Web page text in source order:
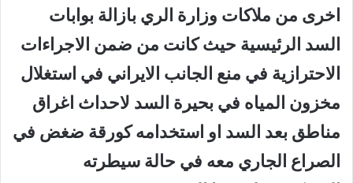
اخرى من ملاكات وزارة الري بازالة بوابات
السد الرئيسية حيث كانت من ضمن الاجراءات
الاحترازية في منع الجانب الايراني في استغلال
مخزون المياه في بحيرة السد لاحداث اغراق
مناطق بعد السد او استخدامه كورقة ضغض في
الصراع الجاري معه في حالة سيطرته